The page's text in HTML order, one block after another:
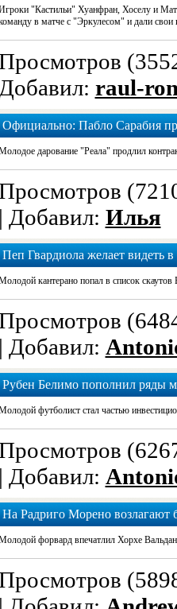
"Кастильи" Хуанфран, Хоселу и
в матче с "Эркулесом" и дали свои
Добавил: raul-
Официально: Пабло Сарабия
дарование "Реала" продлил
| Добавил: Илья
Пеп Гвардиола желает видеть
кантерано попал в список скаутов
| Добавил:
Рубен Белимо пополнил ряды
футболист стал частью
| Добавил:
На Радриго Морено возлагают
форвард впечатлил Хорхе